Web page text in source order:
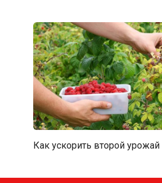
Как ускорить второй